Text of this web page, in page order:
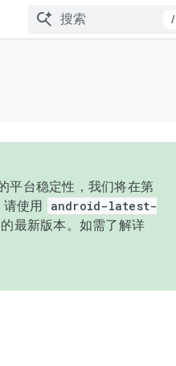
/
平台稳定性，我们将在第
使用
android-latest-
最新版本。如需了解详